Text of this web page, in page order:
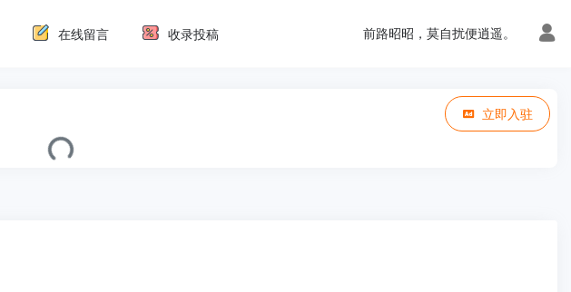
在线留言 收录投稿 前路昭昭，莫自扰便逍遥。
立即入驻